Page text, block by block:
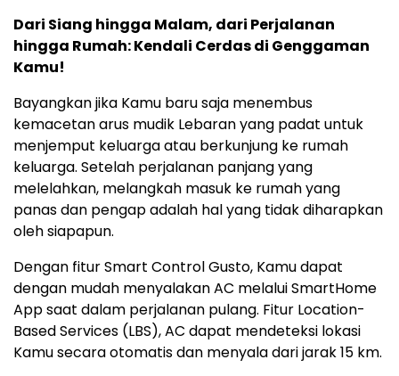
Dari Siang hingga Malam, dari Perjalanan
hingga Rumah: Kendali Cerdas di Genggaman
Kamu!
Bayangkan jika Kamu baru saja menembus
kemacetan arus mudik Lebaran yang padat untuk
menjemput keluarga atau berkunjung ke rumah
keluarga. Setelah perjalanan panjang yang
melelahkan, melangkah masuk ke rumah yang
panas dan pengap adalah hal yang tidak diharapkan
oleh siapapun.
Dengan fitur Smart Control Gusto, Kamu dapat
dengan mudah menyalakan AC melalui SmartHome
App saat dalam perjalanan pulang. Fitur Location-
Based Services (LBS), AC dapat mendeteksi lokasi
Kamu secara otomatis dan menyala dari jarak 15 km.